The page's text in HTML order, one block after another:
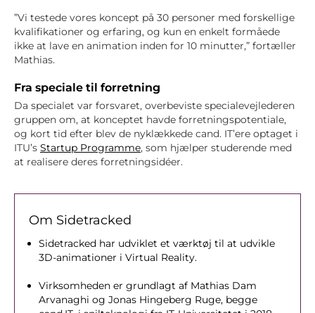
”Vi testede vores koncept på 30 personer med forskellige
kvalifikationer og erfaring, og kun en enkelt formåede
ikke at lave en animation inden for 10 minutter,” fortæller
Mathias.
Fra speciale til forretning
Da specialet var forsvaret, overbeviste specialevejlederen
gruppen om, at konceptet havde forretningspotentiale,
og kort tid efter blev de nyklækkede cand. IT’ere optaget i
ITU’s Startup Programme, som hjælper studerende med
at realisere deres forretningsidéer.
Om Sidetracked
Sidetracked har udviklet et værktøj til at udvikle
3D-animationer i Virtual Reality.
Virksomheden er grundlagt af Mathias Dam
Arvanaghi og Jonas Hingeberg Ruge, begge